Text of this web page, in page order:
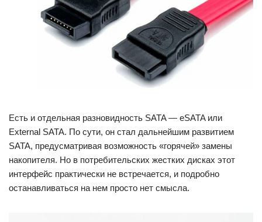
Есть и отдельная разновидность SATA — eSATA или
External SATA. По сути, он стал дальнейшим развитием
SATA, предусматривая возможность «горячей» замены
накопителя. Но в потребительских жестких дисках этот
интерфейс практически не встречается, и подробно
останавливаться на нем просто нет смысла.